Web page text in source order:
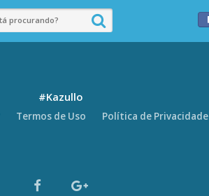
#Kazullo
Termos de Uso Política de Privacidade